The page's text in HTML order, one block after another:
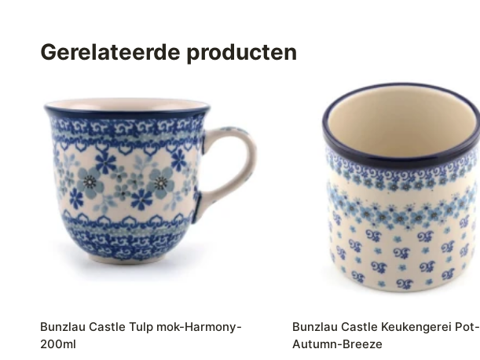
Gerelateerde producten
Bunzlau Castle Tulp mok-Harmony-
200ml
Bunzlau Castle Keukengerei Pot-
Autumn-Breeze